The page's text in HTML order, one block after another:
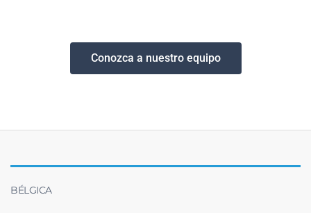
Conozca a nuestro equipo
BÉLGICA